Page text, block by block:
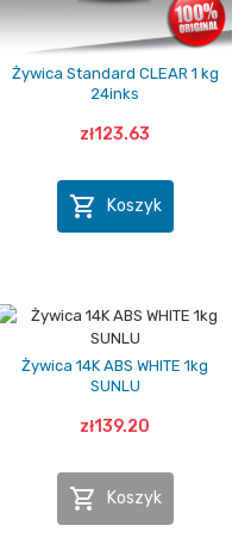
Żywica Standard CLEAR 1 kg
24inks
zł123.63
 Koszyk
Żywica 14K ABS WHITE 1kg
SUNLU
zł139.20
 Koszyk